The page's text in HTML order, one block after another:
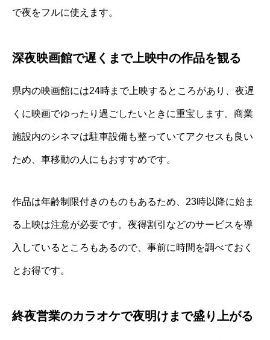
で夜をフルに使えます。
深夜映画館で遅くまで上映中の作品を観る
県内の映画館には24時まで上映するところがあり、夜遅
くに映画でゆったり過ごしたいときに重宝します。商業
施設内のシネマは駐車設備も整っていてアクセスも良い
ため、車移動の人にもおすすめです。
作品は年齢制限付きのものもあるため、23時以降に始ま
る上映は注意が必要です。夜得割引などのサービスを導
入しているところもあるので、事前に時間を調べておく
とお得です。
終夜営業のカラオケで夜明けまで盛り上がる